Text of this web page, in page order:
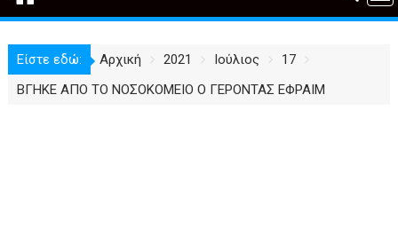
Είστε εδώ: Αρχική 2021 Ιούλιος
17
ΒΓΗΚΕ ΑΠΟ ΤΟ ΝΟΣΟΚΟΜΕΙΟ Ο ΓΕΡΟΝΤΑΣ ΕΦΡΑΙΜ